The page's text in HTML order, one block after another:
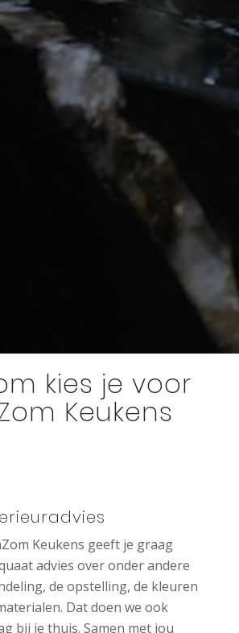
kies je voor
Keukens
Keukens geeft je graag
advies over onder andere
de opstelling, de kleuren
Dat doen we ook
bij je thuis. Samen met jou